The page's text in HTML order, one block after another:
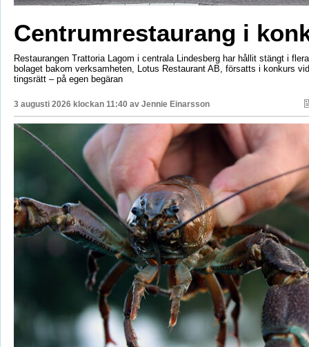
Centrumrestaurang i
Restaurangen Trattoria Lagom i centrala Lindesberg har hållit stängt i
bolaget bakom verksamheten, Lotus Restaurant AB, försatts i konkurs
tingsrätt – på egen begäran
3 augusti 2026 klockan 11:40 av Jennie Einarsson